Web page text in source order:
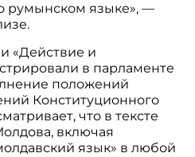
румынском языке», —
«Действие и
в парламенте
положений
Конституционного
что в тексте
включая
язык» в любой